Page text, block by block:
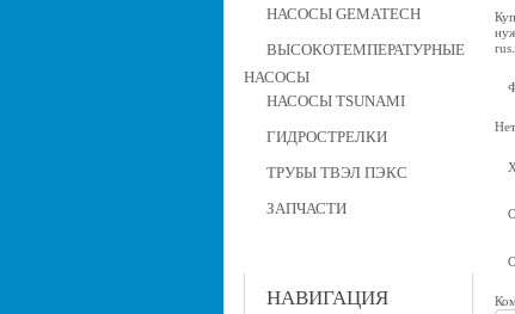
НАСОСЫ GEMATECH
ВЫСОКОТЕМПЕРАТУРНЫЕ
НАСОСЫ
НАСОСЫ TSUNAMI
ГИДРОСТРЕЛКИ
ТРУБЫ ТВЭЛ ПЭКС
ЗАПЧАСТИ
НАВИГАЦИЯ